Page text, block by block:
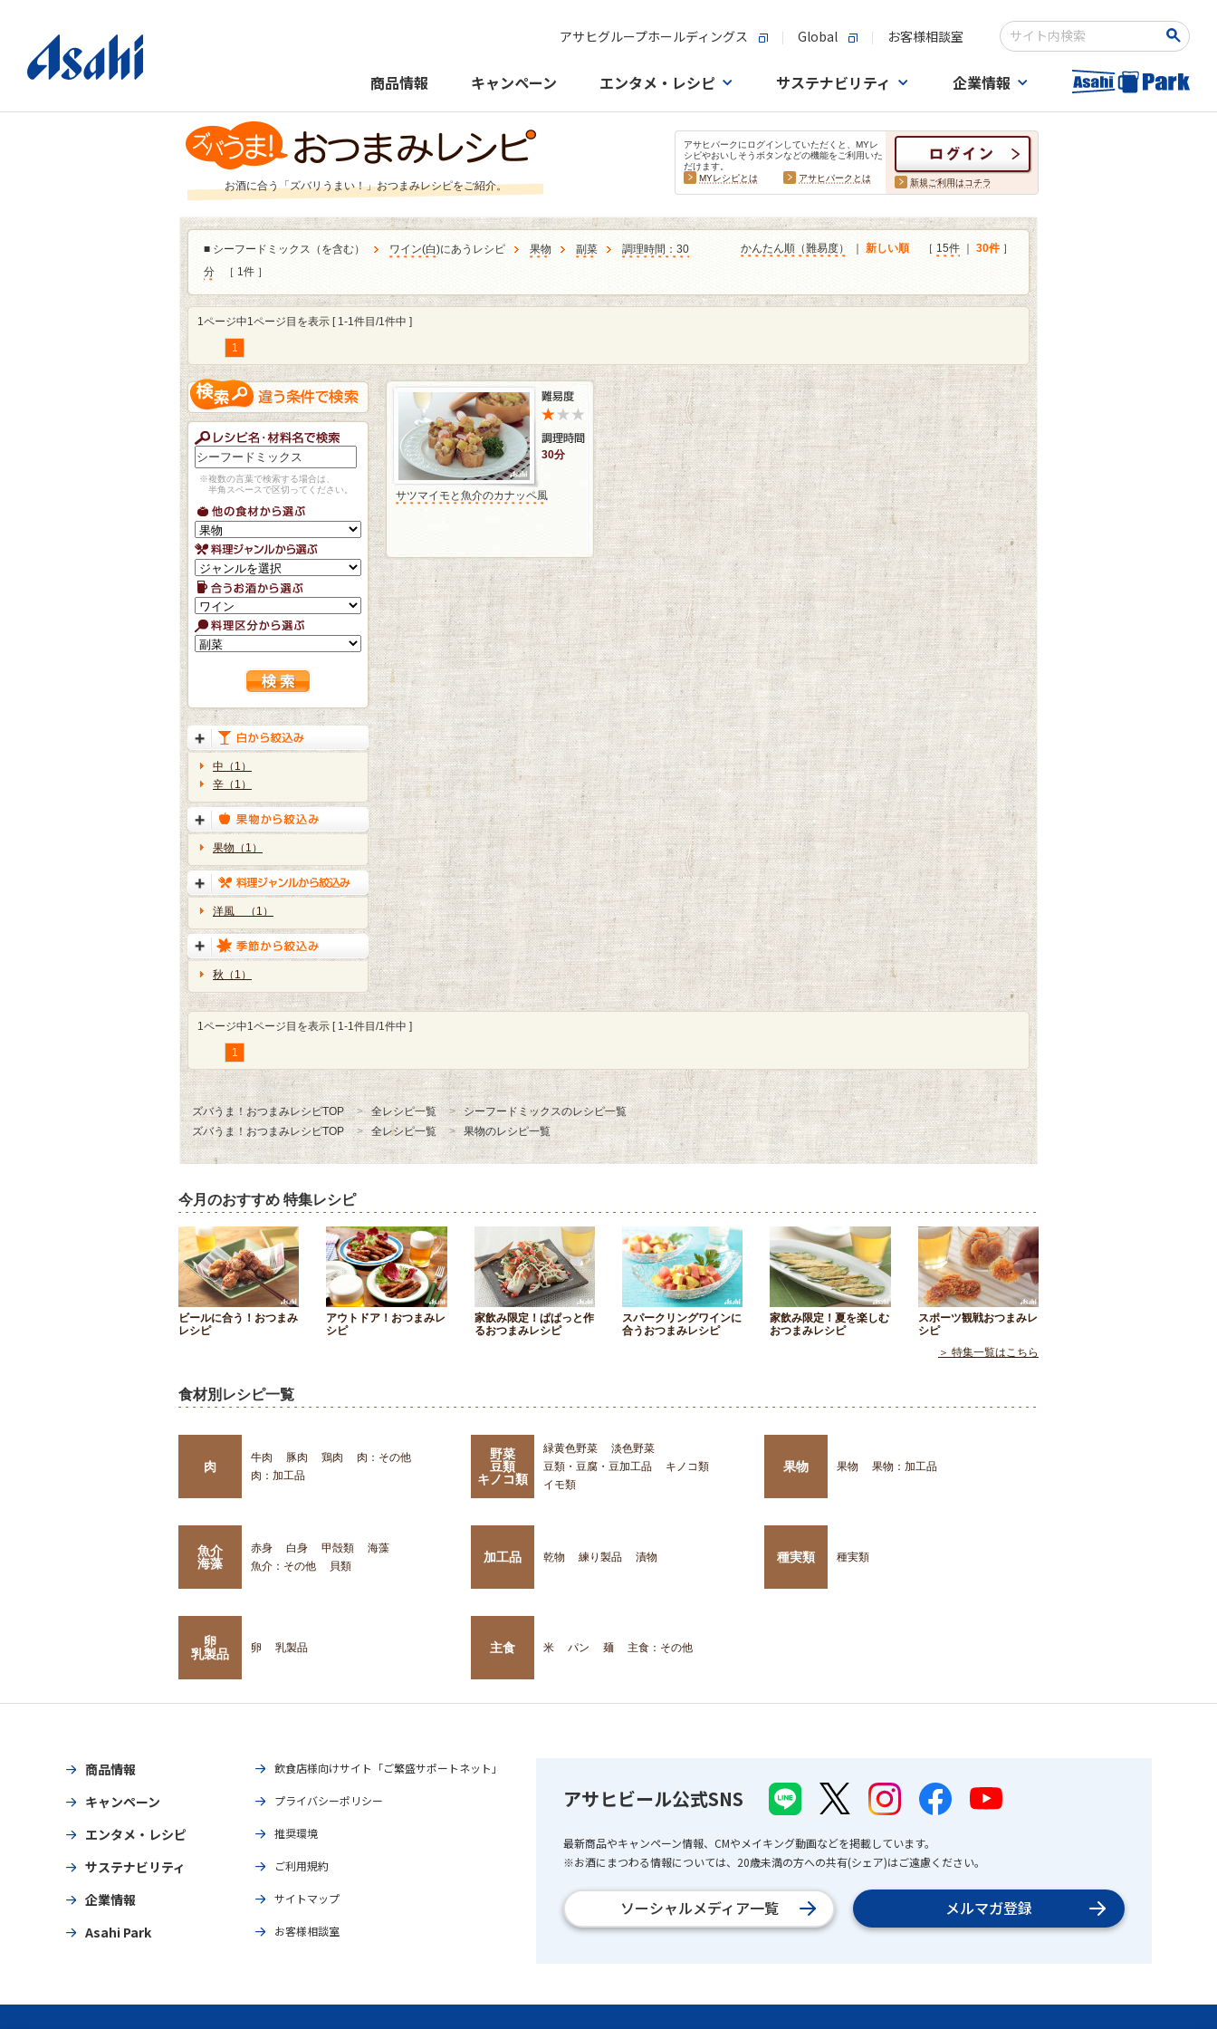
アサヒグループホールディングス Global お客様相談室
検索キーワード入力
商品情報 キャンペーン エンタメ・レシピ サステナビリティ 企業情報
お酒に合う「ズバリうまい！」おつまみレシピをご紹介。
アサヒパークにログインしていただくと、MYレ
シピやおいしそうボタンなどの機能をご利用いた
だけます。
MYレシピとは
アサヒパークとは 新規ご利用はコチラ
■ シーフードミックス（を含む） ワイン(白)にあうレシピ 果物 副菜
調理時間：30
分
［ 1件 ］
かんたん順（難易度） 新しい順 ［ 15件 30件 ］
1ページ中1ページ目を表示 [ 1-1件目/1件中 ]
1
※複数の言葉で検索する場合は、
半角スペースで区切ってください。
中（1）
辛（1）
果物（1）
洋風 （1）
秋（1）
30分
サツマイモと魚介のカナッペ風
1ページ中1ページ目を表示 [ 1-1件目/1件中 ]
1
ズバうま！おつまみレシピTOP 全レシピ一覧
シーフードミックスのレシピ一覧
ズバうま！おつまみレシピTOP
全レシピ一覧 果物のレシピ一覧
今月のおすすめ 特集レシピ
ビールに合う！おつまみ
レシピ
アウトドア！おつまみレ
シピ
家飲み限定！ぱぱっと作
るおつまみレシピ
スパークリングワインに
合うおつまみレシピ
家飲み限定！夏を楽しむ
おつまみレシピ
スポーツ観戦おつまみレ
シピ
＞ 特集一覧はこちら
食材別レシピ一覧
肉
牛肉 豚肉 鶏肉
肉：その他
肉：加工品
野菜
豆類
キノコ類
緑黄色野菜
淡色野菜
豆類・豆腐・豆加工品
キノコ類
イモ類
果物 果物 果物：加工品
魚介
海藻
赤身 白身 甲殻類
海藻
魚介：その他
貝類
加工品 乾物 練り製品 漬物 種実類 種実類
卵
乳製品
卵 乳製品 主食 米 パン 麺 主食：その他
商品情報
キャンペーン
エンタメ・レシピ
サステナビリティ
企業情報
Asahi Park
飲食店様向けサイト「ご繁盛サポートネット」
プライバシーポリシー
推奨環境
ご利用規約
サイトマップ
お客様相談室
アサヒビール公式SNS
最新商品やキャンペーン情報、CMやメイキング動画などを掲載しています。
※お酒にまつわる情報については、20歳未満の方への共有(シェア)はご遠慮ください。
ソーシャルメディア一覧 メルマガ登録